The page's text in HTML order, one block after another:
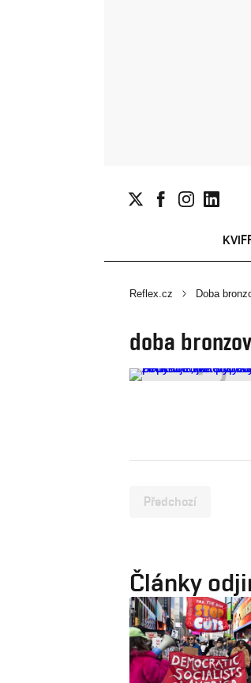
Reflex.cz Doba
doba
Předchozí
Články